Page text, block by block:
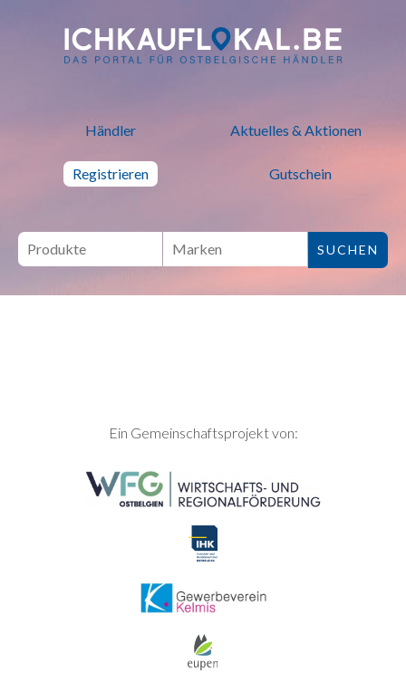
ich kauf lokal - Bei lokalen
Händler Aktuelles & Aktionen
Registrieren Gutschein
SEITENFUSSEin Gemeinschaftsprojekt von: